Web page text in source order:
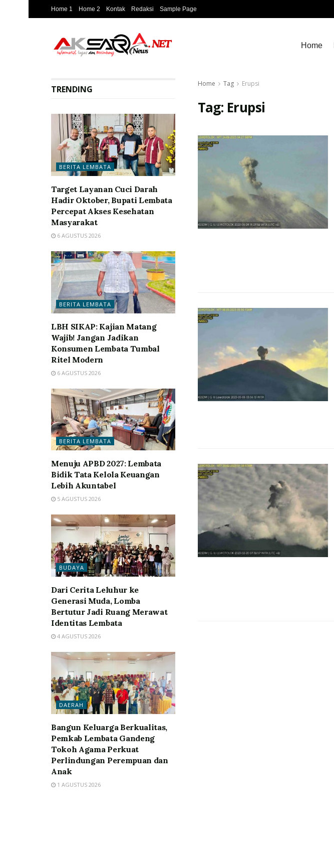
Home 1 Home 2 Kontak Redaksi Sample Page
Home
Home Tag Erupsi
Tag: Erupsi
TRENDING
BERITA LEMBATA
Target Layanan Cuci Darah
Hadir Oktober, Bupati Lembata
Percepat Akses Kesehatan
Masyarakat
6 AGUSTUS 2026
BERITA LEMBATA
LBH SIKAP: Kajian Matang
Wajib! Jangan Jadikan
Konsumen Lembata Tumbal
Ritel Modern
6 AGUSTUS 2026
BERITA LEMBATA
Menuju APBD 2027: Lembata
Bidik Tata Kelola Keuangan
Lebih Akuntabel
5 AGUSTUS 2026
BUDAYA
Dari Cerita Leluhur ke
Generasi Muda, Lomba
Bertutur Jadi Ruang Merawat
Identitas Lembata
4 AGUSTUS 2026
DAERAH
Bangun Keluarga Berkualitas,
Pemkab Lembata Gandeng
Tokoh Agama Perkuat
Perlindungan Perempuan dan
Anak
1 AGUSTUS 2026